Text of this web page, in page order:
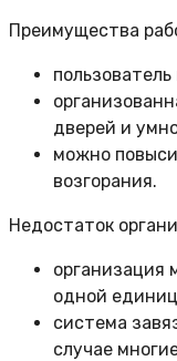
Преимущества
дверей и
можно
возгорания.
Недостаток
организация
одной
система
случае